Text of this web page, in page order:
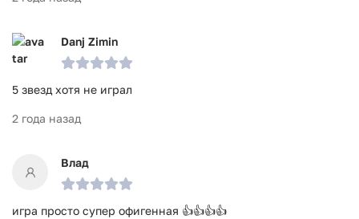
Danj Zimin
5 звезд хотя не играл
2 года назад
Влад
игра просто супер офигенная 👍👍👍👍